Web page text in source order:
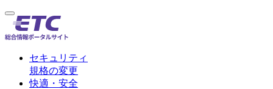
セキュリティ
規格の変更
快適・安全